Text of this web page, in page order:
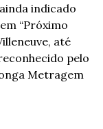
indicado
“Próximo
até
pelo
Metragem